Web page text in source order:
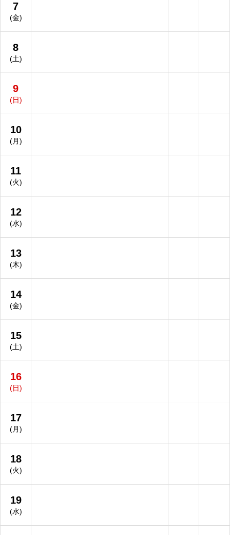
7
(金)
8
(土)
9
(日)
10
(月)
11
(火)
12
(水)
13
(木)
14
(金)
15
(土)
16
(日)
17
(月)
18
(火)
19
(水)